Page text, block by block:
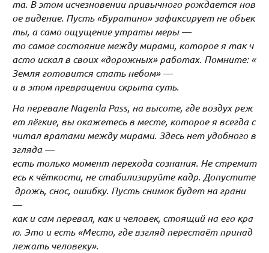
та. В этом исчезновении привычного рождается нов
ое видение. Пусть «Буратино» зафиксирует не объек
ты, а само ощущение утраты меры —
то самое состояние между мирами, которое я так ч
асто искал в своих «дорожных» работах. Помните: «
Земля готовится стать небом» —
и в этом превращении скрыта суть.
На перевале Nagenla Pass, на высоте, где воздух реж
ет лёгкие, вы окажетесь в месте, которое я всегда с
читал вратами между мирами. Здесь нет удобного в
згляда —
есть только момент перехода сознания. Не стремит
есь к чёткости, не стабилизируйте кадр. Допустите
дрожь, снос, ошибку. Пусть снимок будет на грани
—
как и сам перевал, как и человек, стоящий на его кра
ю. Это и есть «Место, где взгляд перестаёт принад
лежать человеку».